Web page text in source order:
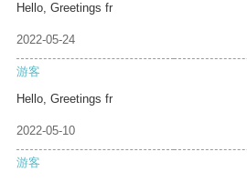
Hello, Greetings fr
2022-05-24
游客
Hello, Greetings fr
2022-05-10
游客